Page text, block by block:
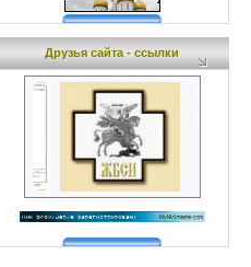
Друзья сайта - ссылки